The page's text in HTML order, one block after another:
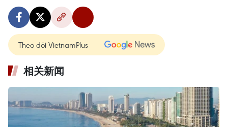
Theo dõi VietnamPlus
相关新闻